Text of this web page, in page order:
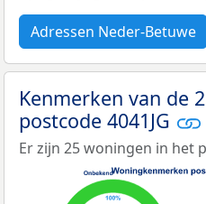
Adressen Neder-Betuwe
Kenmerken van de
postcode 4041JG
Er zijn 25 woningen in het